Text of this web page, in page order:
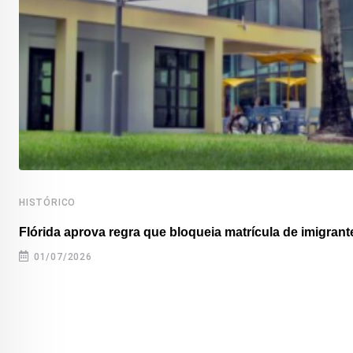
HISTÓRICO
Flórida aprova regra que bloqueia matrícula de
01/07/2026